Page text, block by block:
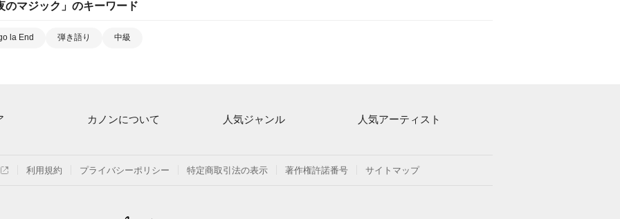
のマジック 」のキーワード
la End 弾き語り 中級
カノンについて
月額プラン
よくあるご質問
人気ジャンル
クラシック
人気アーティスト
ヨルシカ
利用規約 プライバシーポリシー 特定商取引法の表示 著作権許諾番号 サイトマップ